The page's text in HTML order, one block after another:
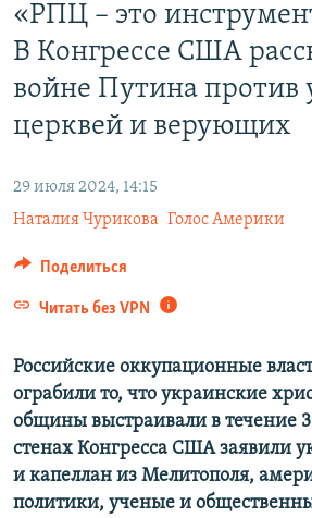
КРЫМ.НЕПОКОРЕННЫЙ
ELIFBE
УКРАИНСКАЯ ПРОБЛЕМА КРЫМА
Все сайты RFE/RL
«РПЦ – это
В Конгрессе США
войне Путина против
церквей и верующих
29 июля 2024, 14:15
Наталия Чурикова Голос Америки
Поделиться
Читать без VPN
Российские оккупационные
ограбили то, что украинские
общины выстраивали в течение
стенах Конгресса США заявили
и капеллан из Мелитополя,
политики, ученые и